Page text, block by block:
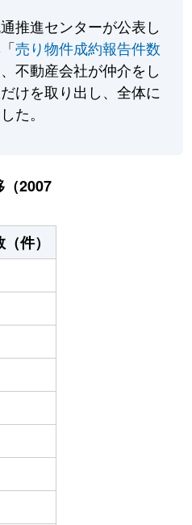
推進センターが公表し
売り物件成約報告件数
不動産会社が仲介をし
けを取り出し、全体に
た。
（2007
件）